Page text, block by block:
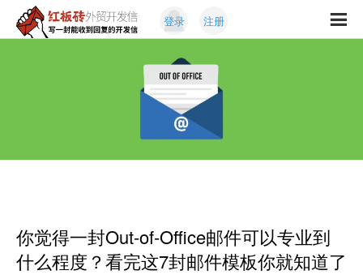
红
信
回
发
信
登录 注册
你觉得一封Out-of-Office邮件可以专业到
什么程度？看完这7封邮件模板你就知道了